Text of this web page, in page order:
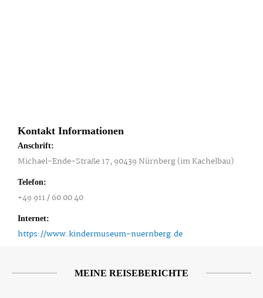
Kontakt Informationen
Anschrift:
Michael-Ende-Straße 17, 90439 Nürnberg (im Kachelbau)
Telefon:
+49 911 / 60 00 40
Internet:
https://www.kindermuseum-nuernberg.de
MEINE REISEBERICHTE